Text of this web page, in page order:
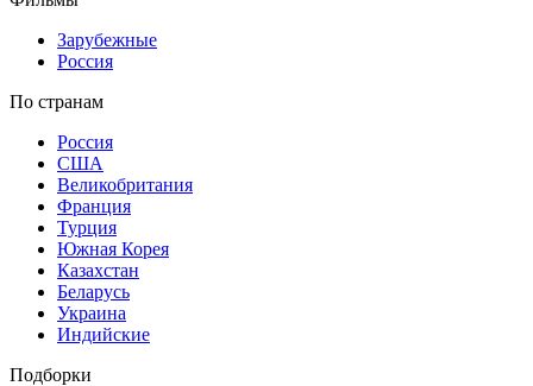
Зарубежные
Россия
По странам
Россия
США
Великобритания
Франция
Турция
Южная Корея
Казахстан
Беларусь
Украина
Индийские
Подборки